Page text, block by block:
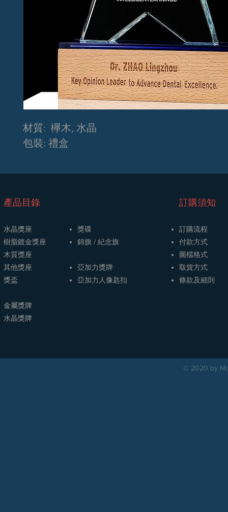
材質: 欅木, 水晶
包裝: 禮盒
​產品目錄
水晶獎座
樹脂鍍金獎座
木質獎座
其他獎座
獎盃
金屬獎牌
​水晶獎牌
獎碟
​​錦旗 / 紀念旗
亞加力獎牌
​亞加力人像匙扣
訂購須知
訂購流程
​付款方式
圖檔格式
取貨方式
條款及細則
© 2020 by